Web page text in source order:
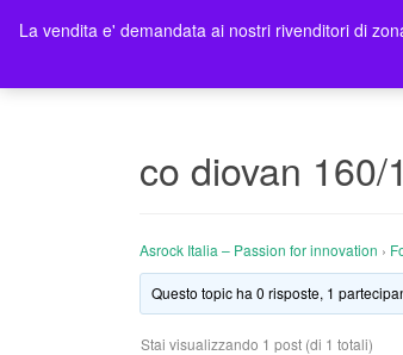
co diovan
Asrock Italia – Passion for innovation ›
Questo topic ha 0 risposte, 1
Stai visualizzando 1 post (di 1 totali)
La vendita e' demandata ai nostri rivenditori di